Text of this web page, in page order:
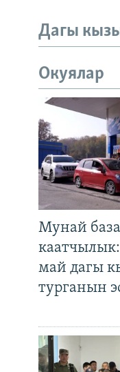
Дагы
Окуялар
Мунай
май дагы
турганын